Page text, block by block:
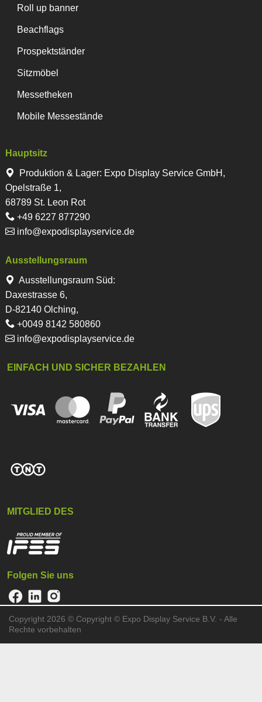
Roll up banner
Beachflags
Prospektständer
Sitzmöbel
Messetheken
Mobile Messestände
Hauptsitz
Produktion & Lager: Expo Display Service GmbH,
Opelstraße 1,
68789 St. Leon Rot
+49 6227 877290
info@expodisplayservice.de
Ausstellungsraum
Ausstellungsraum Süd:
Daxestrasse 6,
D-82140 Olching,
+0049 8142 580860
info@expodisplayservice.de
EINFACH UND SICHER BEZAHLEN
MITGLIED DES
Folgen Sie uns
Copyright 2026 © Copyright © Expo Display Service B.V. - Alle
Rechte vorbehalten